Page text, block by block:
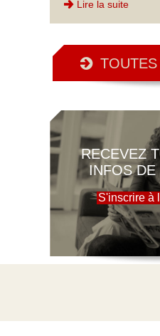
Lire la suite
RECEVEZ
INFOS DE
S'inscrire à